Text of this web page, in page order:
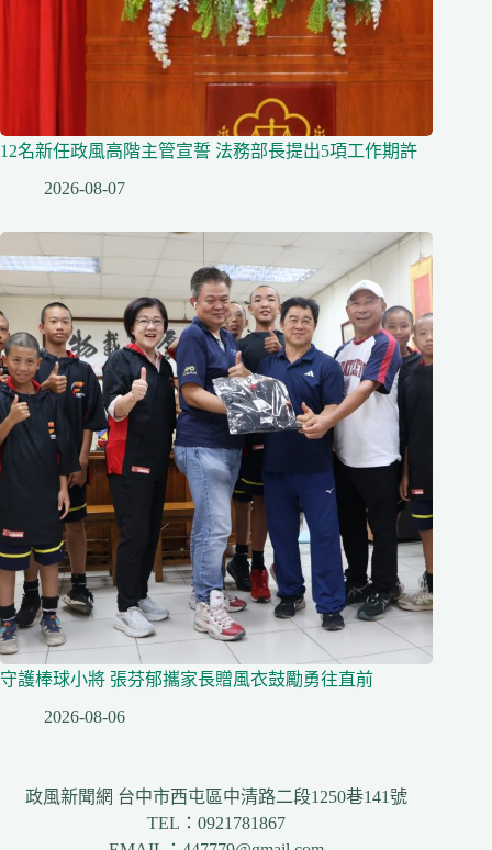
12名新任政風高階主管宣誓 法務部長提出5項工作期許
2026-08-07
守護棒球小將 張芬郁攜家長贈風衣鼓勵勇往直前
2026-08-06
政風新聞網 台中市西屯區中清路二段1250巷141號
TEL：0921781867